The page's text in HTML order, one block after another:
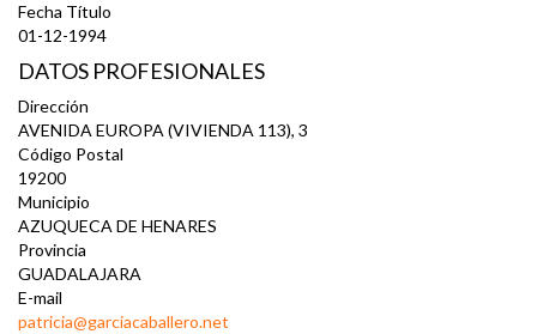
Fecha Título
01-12-1994
DATOS PROFESIONALES
Dirección
AVENIDA EUROPA (VIVIENDA 113), 3
Código Postal
19200
Municipio
AZUQUECA DE HENARES
Provincia
GUADALAJARA
E-mail
patricia@garciacaballero.net